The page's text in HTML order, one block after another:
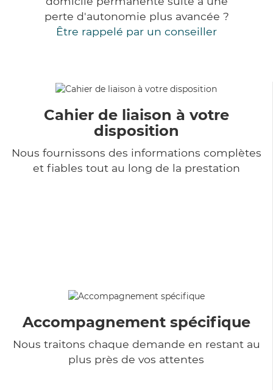
perte d'autonomie plus avancée ?
Être rappelé par un conseiller
Cahier de liaison à votre
disposition
Nous fournissons des informations complètes
et fiables tout au long de la prestation
Accompagnement spécifique
Nous traitons chaque demande en restant au
plus près de vos attentes